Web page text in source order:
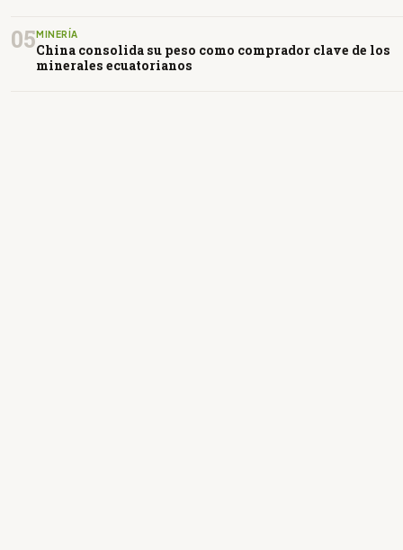
05MINERÍA
China consolida su peso como comprador clave de los
minerales ecuatorianos